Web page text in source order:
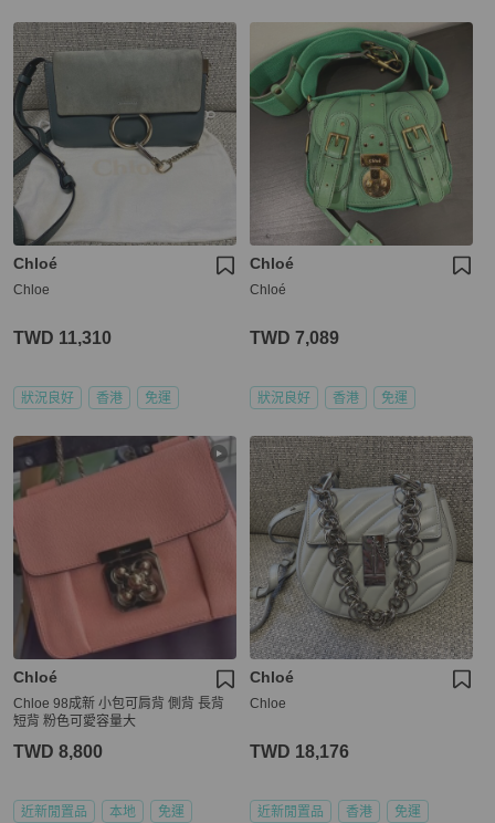
Chloé
Chloe
TWD 11,310
狀況良好 香港 免運
Chloé
Chloé
TWD 7,089
狀況良好 香港 免運
Chloé
Chloe 98成新 小包可肩背 側背 長背
短背 粉色可愛容量大
TWD 8,800
近新閒置品 本地 免運
Chloé
Chloe
TWD 18,176
近新閒置品 香港 免運